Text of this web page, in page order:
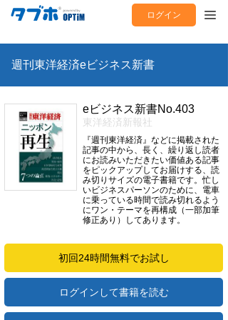
ログイン
週刊東洋経済eビジネス新書
eビジネス新書No.403
東洋経済新報社
『週刊東洋経済』などに掲載された
記事の中から、長く、繰り返し読者
にお読みいただきたい価値ある記事
をピックアップしてお届けする、読
み切りサイズの電子書籍です。忙し
いビジネスパーソンのために、電車
に乗っている時間で読み切れるよう
にワン・テーマを再構成（一部加筆
修正あり）してあります。
初回24時間無料でお試し
ログインして書籍を読む